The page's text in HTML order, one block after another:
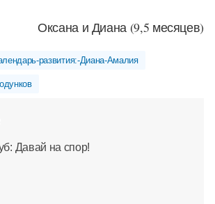
Оксана и Диана (9,5 месяцев)
развития:-Диана-Амалия